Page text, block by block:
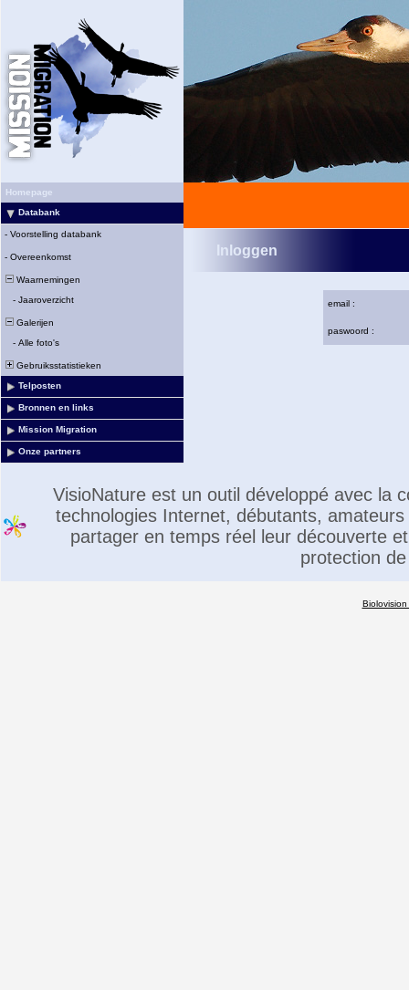
Homepage
Databank
- Voorstelling databank
- Overeenkomst
Waarnemingen
- Jaaroverzicht
Galerijen
- Alle foto's
Gebruiksstatistieken
Telposten
Bronnen en links
Mission Migration
Onze partners
Inloggen
email :
paswoord :
VisioNature est un outil développé avec la
technologies Internet, débutants,
partager en temps réel leur découverte
protection
Biolovision